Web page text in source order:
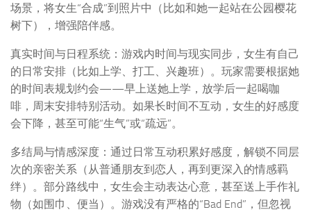
场景，将女生“合成”到照片中（比如和她一起站在公园樱花
树下），增强陪伴感。
真实时间与日程系统：游戏内时间与现实同步，女生有自己
的日常安排（比如上学、打工、兴趣班）。玩家需要根据她
的时间表规划约会——早上送她上学，放学后一起喝咖
啡，周末安排特别活动。如果长时间不互动，女生的好感度
会下降，甚至可能“生气”或“疏远”。
多结局与情感深度：通过日常互动积累好感度，解锁不同层
次的亲密关系（从普通朋友到恋人，再到更深入的情感羁
绊）。部分路线中，女生会主动表达心意，甚至送上手作礼
物（如围巾、便当）。游戏没有严格的“Bad End”，但忽视